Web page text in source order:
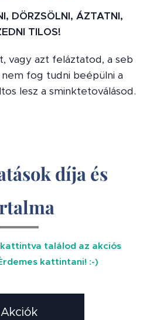
DÖRZSÖLNI, ÁZTATNI,
TILOS!
vagy azt feláztatod, a seb
fog tudni beépülni a
lesz a sminktetoválásod.
díja és
találod az akciós
kattintani! :-)
Akciók